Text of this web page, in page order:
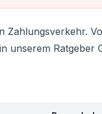
Zahlungsverkehr.
unserem Ratgeber